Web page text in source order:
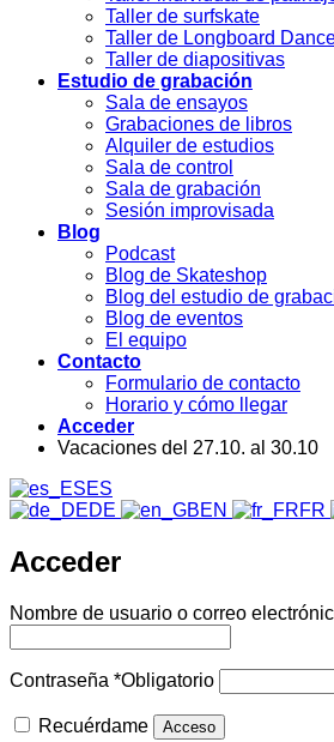
Taller de surfskate
Taller de Longboard
Taller de diapositivas
Estudio de grabación
Sala de ensayos
Grabaciones de libros
Alquiler de estudios
Sala de control
Sala de grabación
Sesión improvisada
Blog
Podcast
Blog de Skateshop
Blog del estudio de
Blog de eventos
El equipo
Contacto
Formulario de contacto
Horario y cómo llegar
Acceder
Vacaciones del 27.10. al 30.10
ES
DE
EN FR
Acceder
Nombre de usuario o correo
Contraseña *Obligatorio
Recuérdame Acceso